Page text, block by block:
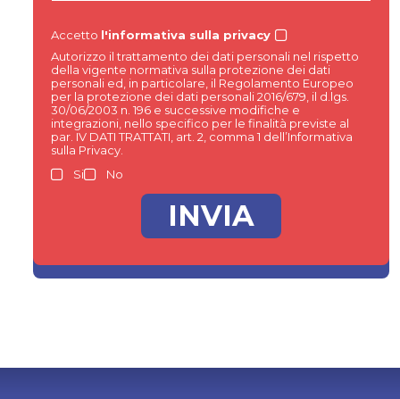
Accetto l'informativa sulla privacy
Autorizzo il trattamento dei dati personali nel rispetto
della vigente normativa sulla protezione dei dati
personali ed, in particolare, il Regolamento Europeo
per la protezione dei dati personali 2016/679, il d.lgs.
30/06/2003 n. 196 e successive modifiche e
integrazioni, nello specifico per le finalità previste al
par. IV DATI TRATTATI, art. 2, comma 1 dell’Informativa
sulla Privacy.
Si
No